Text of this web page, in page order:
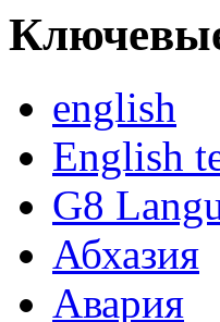
english
English
G8
Абхазия
Авария